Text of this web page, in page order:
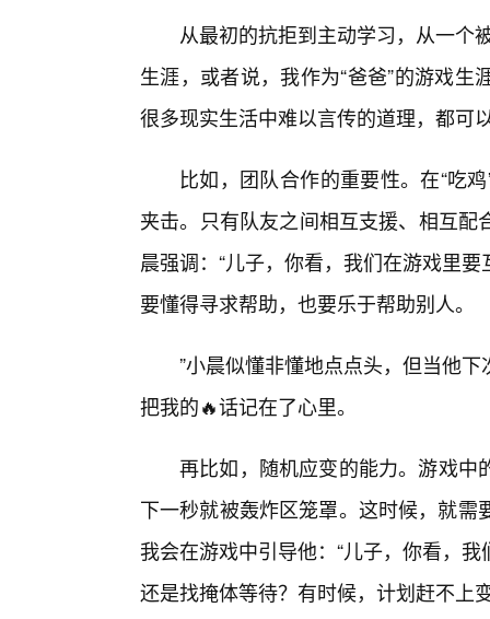
从最初的抗拒到主动学习，从一个
生涯，或者说，我作为“爸爸”的游戏
很多现实生活中难以言传的道理，都可
比如，团队合作的重要性。在“吃
夹击。只有队友之间相互支援、相互
晨强调：“儿子，你看，我们在游戏里
要懂得寻求帮助，也要乐于帮助别人。
”小晨似懂非懂地点点头，但当他
把我的🔥话记在了心里。
再比如，随机应变的能力。游戏中
下一秒就被轰炸区笼罩。这时候，就
我会在游戏中引导他：“儿子，你看，
还是找掩体等待？有时候，计划赶不上